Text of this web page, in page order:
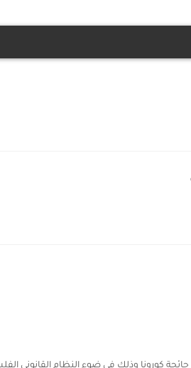
كورونا وذلك في ضوء النظام القانوني